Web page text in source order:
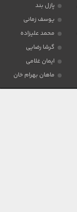
پازل بند
یوسف زمانی
محمد علیزاده
گرشا رضایی
ایمان غلامی
ماهان بهرام خان